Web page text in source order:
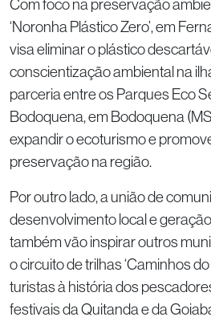
Com foco na preservação
‘Noronha Plástico Zero’, em
visa eliminar o plástico
conscientização ambiental na
parceria entre os Parques Eco
Bodoquena, em Bodoquena
expandir o ecoturismo e
preservação na região.
Por outro lado, a união de
desenvolvimento local e
também vão inspirar outros
o circuito de trilhas ‘Caminhos
turistas à história dos
festivais da Quitanda e da